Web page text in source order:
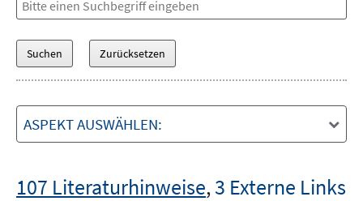
ASPEKT AUSWÄHLEN:
107 Literaturhinweise,3 Externe Links